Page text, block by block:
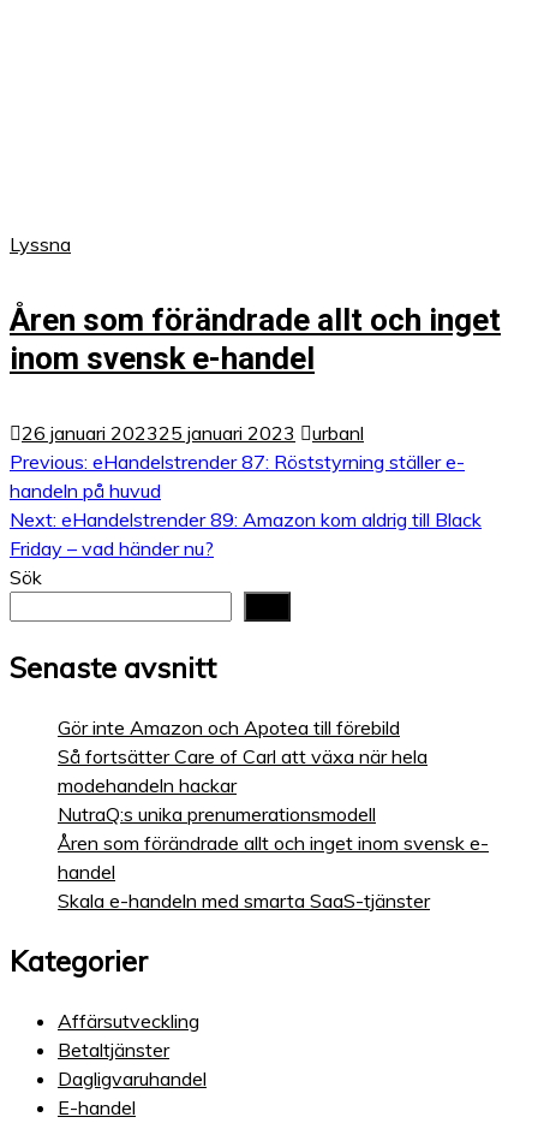
Lyssna
Åren som förändrade allt och inget
inom svensk e-handel
26 januari 202325 januari 2023 urbanl
Inläggsnavigering
Previous: eHandelstrender 87: Röststyrning ställer e-
handeln på huvud
Next: eHandelstrender 89: Amazon kom aldrig till Black
Friday – vad händer nu?
Sök
Senaste avsnitt
Gör inte Amazon och Apotea till förebild
Så fortsätter Care of Carl att växa när hela
modehandeln hackar
NutraQ:s unika prenumerationsmodell
Åren som förändrade allt och inget inom svensk e-
handel
Skala e-handeln med smarta SaaS-tjänster
Kategorier
Affärsutveckling
Betaltjänster
Dagligvaruhandel
E-handel